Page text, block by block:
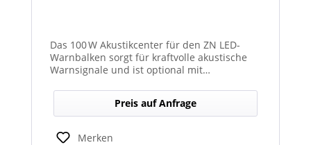
Das 100 W Akustikcenter für den ZN LED-
Warnbalken sorgt für kraftvolle akustische
Warnsignale und ist optional mit
erhältlich.
Preis auf Anfrage
Merken